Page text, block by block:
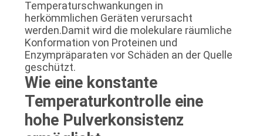
Temperaturschwankungen in
herkömmlichen Geräten verursacht
werden.Damit wird die molekulare räumliche
Konformation von Proteinen und
Enzympräparaten vor Schäden an der Quelle
geschützt.
Wie eine konstante
Temperaturkontrolle eine
hohe Pulverkonsistenz